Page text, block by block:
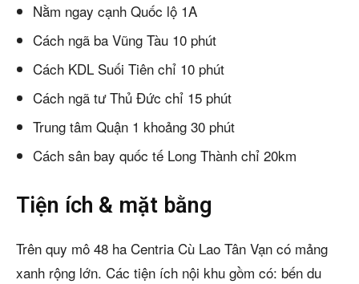
Nằm ngay cạnh Quốc lộ 1A
Cách ngã ba Vũng Tàu 10 phút
Cách KDL Suối Tiên chỉ 10 phút
Cách ngã tư Thủ Đức chỉ 15 phút
Trung tâm Quận 1 khoảng 30 phút
Cách sân bay quốc tế Long Thành chỉ 20km
Tiện ích & mặt bằng
Trên quy mô 48 ha Centria Cù Lao Tân Vạn có mảng
xanh rộng lớn. Các tiện ích nội khu gồm có: bến du